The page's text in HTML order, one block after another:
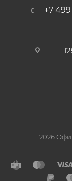
+7
2026